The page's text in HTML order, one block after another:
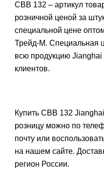
CBB 132 – артикул
розничной ценой за
специальной цене
Трейд-М. Специальная
всю продукцию
клиентов.
Купить CBB 132
розницу можно по
почту или
на нашем сайте.
регион России.